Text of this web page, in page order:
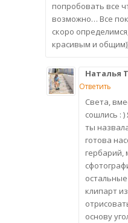
попробовать все
возможно… Все
скоро
красивым и
Наталья
Ответить
Света,
сошлись :
ты
готова
гербарий,
клипарт
основу